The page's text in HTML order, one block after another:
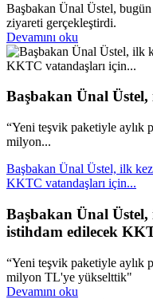
Başbakan Ünal Üstel,
ziyareti gerçekleştirdi.
Devamını oku
Başbakan Ünal Üstel,
“Yeni teşvik paketiyle aylık
milyon...
Başbakan Ünal Üstel, ilk
KKTC vatandaşları için...
Başbakan Ünal
istihdam edilecek
“Yeni teşvik paketiyle aylık
milyon TL'ye yükselttik"
Devamını oku